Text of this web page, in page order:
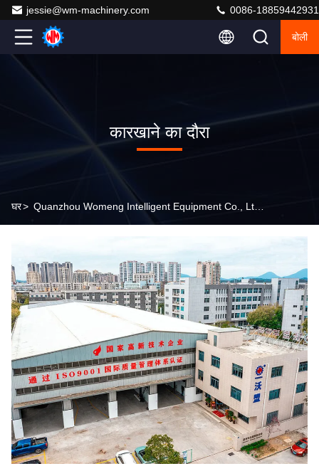
jessie@wm-machinery.com 0086-18859442931
बोली
कारखाने का दौरा
घर>